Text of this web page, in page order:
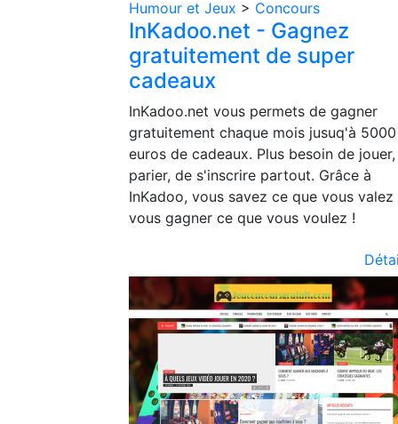
Humour et Jeux > Concours
InKadoo.net - Gagnez
gratuitement de super
cadeaux
InKadoo.net vous permets de gagner
gratuitement chaque mois jusuq'à 5000
euros de cadeaux. Plus besoin de
parier, de s'inscrire partout. Grâce à
InKadoo, vous savez ce que vous valez
vous gagner ce que vous voulez !